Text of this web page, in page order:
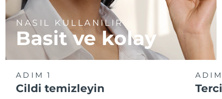
NASIL KULLANILIR
Basit ve kolay
ADIM 1
Cildi temizleyin